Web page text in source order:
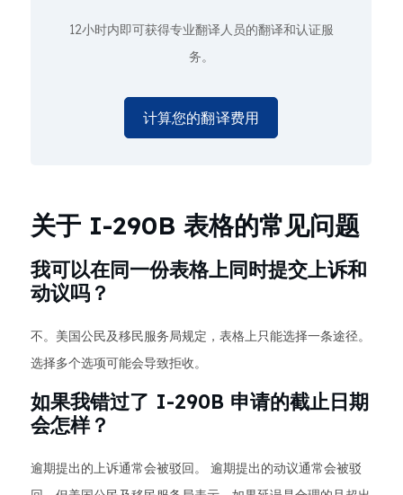
12小时内即可获得专业翻译人员的翻译和认证服
务。
计算您的翻译费用
关于 I-290B 表格的常见问题
我可以在同一份表格上同时提交上诉和
动议吗？
不。美国公民及移民服务局规定，表格上只能选择一条途径。
选择多个选项可能会导致拒收。
如果我错过了 I-290B 申请的截止日期
会怎样？
逾期提出的上诉通常会被驳回。 逾期提出的动议通常会被驳